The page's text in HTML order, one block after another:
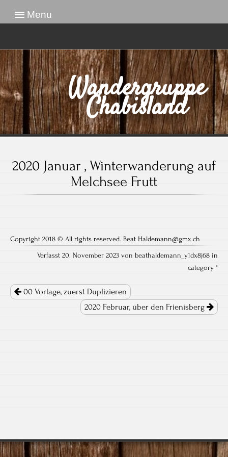
Menu
Wandergruppe
Chabisland
2020 Januar , Winterwanderung auf
Melchsee Frutt
Copyright 2018 © All rights reserved. Beat Haldemann@gmx.ch
Verfasst 20. November 2023 von beathaldemann_y1dx8j68 in
category "
Post navigation
00 Vorlage, zuerst Duplizieren
2020 Februar, über den Frienisberg